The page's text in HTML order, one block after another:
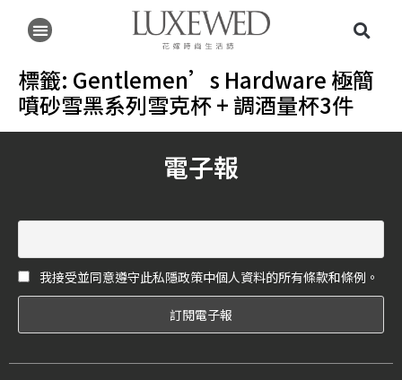
標籤: Gentlemen’s Hardware 極簡
噴砂雪黑系列雪克杯 + 調酒量杯3件
電子報
我接受並同意遵守此私隱政策中個人資料的所有條款和條例。